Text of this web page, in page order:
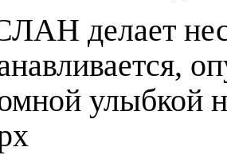
делает
улыбкой